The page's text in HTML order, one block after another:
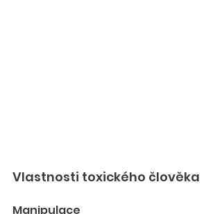
Vlastnosti toxického člověka
Manipulace